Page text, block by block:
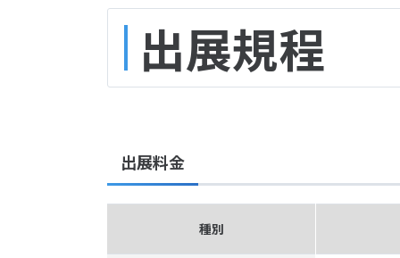
出展規程
出展料金
種別